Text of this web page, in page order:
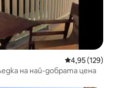
Средна
4,95 (129)
на най-добрата цена